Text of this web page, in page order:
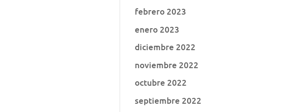
febrero 2023
enero 2023
diciembre 2022
noviembre 2022
octubre 2022
septiembre 2022